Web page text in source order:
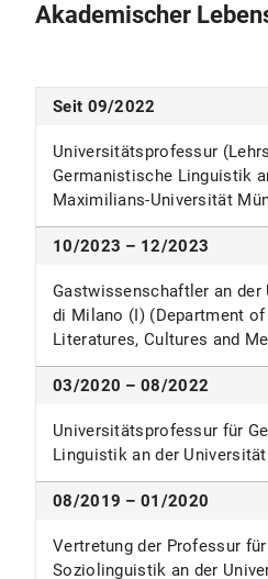
Akademischer
Seit 09/2022
Universitätsprofessur
Germanistische Linguistik
Maximilians-Universität
10/2023 – 12/2023
Gastwissenschaftler an der
di Milano (I) (Department of
Literatures, Cultures and
03/2020 – 08/2022
Universitätsprofessur für
Linguistik an der
08/2019 – 01/2020
Vertretung der Professur
Soziolinguistik an der